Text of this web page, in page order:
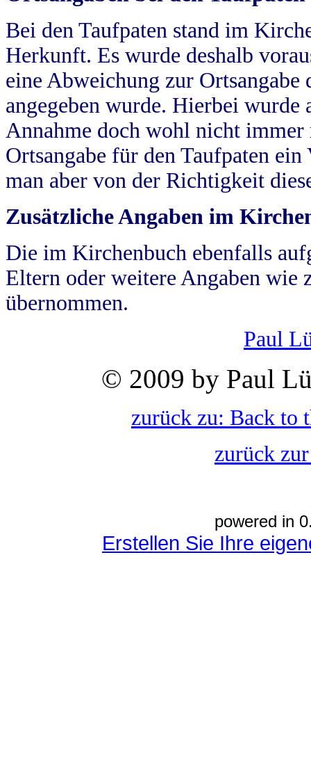
Bei den Taufpaten stand im
Herkunft. Es wurde deshalb
eine Abweichung zur
angegeben wurde. Hierbei wurde
Annahme doch wohl nicht
Ortsangabe für den Taufpaten
man aber von der Richtigkeit
Zusätzliche Angaben im
Die im Kirchenbuch ebenfalls
Eltern oder weitere Angaben wie
übernommen.
Paul
© 2009 by Paul
zurück zu: Back to
zurück
powered in
Erstellen Sie Ihre